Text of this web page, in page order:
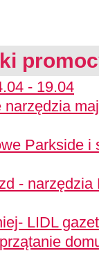
- 19.04
Parkside i
-
LIDL